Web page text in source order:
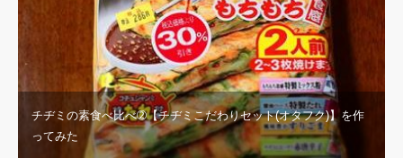
チヂミの素食べ比べ➁【チヂミこだわりセット(オタフク)】を作
ってみた